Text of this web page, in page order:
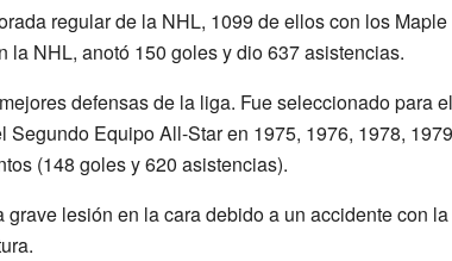
regular de la NHL, 1099 de ellos con los
la NHL, anotó 150 goles y dio 637 asistencias.
defensas de la liga. Fue seleccionado para
Equipo All-Star en 1975, 1976, 1978,
(148 goles y 620 asistencias).
lesión en la cara debido a un accidente con